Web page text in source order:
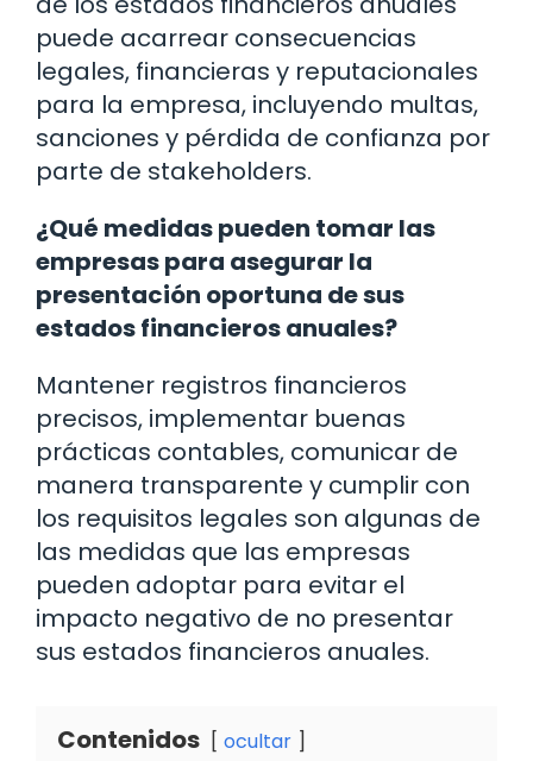
puede acarrear consecuencias
legales, financieras y reputacionales
para la empresa, incluyendo multas,
sanciones y pérdida de confianza por
parte de stakeholders.
¿Qué medidas pueden tomar las
empresas para asegurar la
presentación oportuna de sus
estados financieros anuales?
Mantener registros financieros
precisos, implementar buenas
prácticas contables, comunicar de
manera transparente y cumplir con
los requisitos legales son algunas de
las medidas que las empresas
pueden adoptar para evitar el
impacto negativo de no presentar
sus estados financieros anuales.
Contenidos ocultar